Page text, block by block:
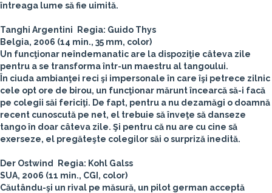
întreaga lume să fie uimită.
Tanghi Argentini
Regia: Guido Thys
Belgia, 2006 (14 min., 35 mm, color)
Un funcţionar neîndemanatic are la dispoziţie câteva zile
pentru a se transforma într-un maestru al tangoului.
În ciuda ambianţei reci şi impersonale în care îşi petrece zilnic
cele opt ore de birou, un funcţionar mărunt încearcă să-i facă
pe colegii săi fericiţi. De fapt, pentru a nu dezamăgi o doamnă
recent cunoscută pe net, el trebuie să înveţe să danseze
tango în doar câteva zile. Şi pentru că nu are cu cine să
exerseze, el pregăteşte colegilor săi o surpriză inedită.
Der Ostwind
Regia: Kohl Galss
SUA, 2006 (11 min., CGI, color)
Căutându-şi un rival pe măsură, un pilot german acceptă